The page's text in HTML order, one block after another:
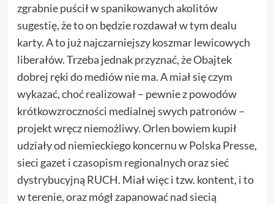
zgrabnie puścił w spanikowanych akolitów
sugestię, że to on będzie rozdawał w tym dealu
karty. A to już najczarniejszy koszmar lewicowych
liberałów. Trzeba jednak przyznać, że Obajtek
dobrej ręki do mediów nie ma. A miał się czym
wykazać, choć realizował – pewnie z powodów
krótkowzroczności medialnej swych patronów –
projekt wręcz niemożliwy. Orlen bowiem kupił
udziały od niemieckiego koncernu w Polska Presse,
sieci gazet i czasopism regionalnych oraz sieć
dystrybucyjną RUCH. Miał więc i tzw. kontent, i to
w terenie, oraz mógł zapanować nad siecią